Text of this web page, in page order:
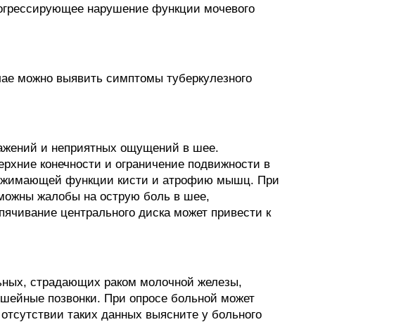
нарушение функции мочевого
можно выявить симптомы туберкулезного
и неприятных ощущений в шее.
конечности и ограничение подвижности в
сжимающей функции кисти и атрофию мышц. При
жалобы на острую боль в шее,
центрального диска может привести к
страдающих раком молочной железы,
шейные позвонки. При опросе больной может
таких данных выясните у больного